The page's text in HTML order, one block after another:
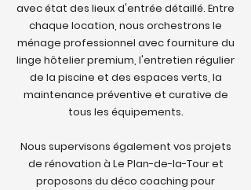
avec état des lieux d'entrée détaillé. Entre
chaque location, nous orchestrons le
ménage professionnel avec fourniture du
linge hôtelier premium, l'entretien régulier
de la piscine et des espaces verts, la
maintenance préventive et curative de
tous les équipements.
Nous supervisons également vos projets
de rénovation à Le Plan-de-la-Tour et
proposons du déco coaching pour